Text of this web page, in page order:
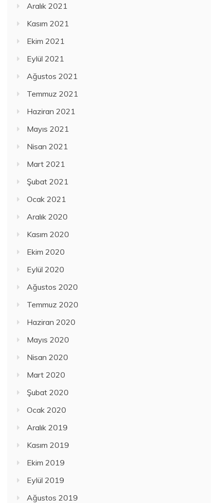
Aralık 2021
Kasım 2021
Ekim 2021
Eylül 2021
Ağustos 2021
Temmuz 2021
Haziran 2021
Mayıs 2021
Nisan 2021
Mart 2021
Şubat 2021
Ocak 2021
Aralık 2020
Kasım 2020
Ekim 2020
Eylül 2020
Ağustos 2020
Temmuz 2020
Haziran 2020
Mayıs 2020
Nisan 2020
Mart 2020
Şubat 2020
Ocak 2020
Aralık 2019
Kasım 2019
Ekim 2019
Eylül 2019
Ağustos 2019